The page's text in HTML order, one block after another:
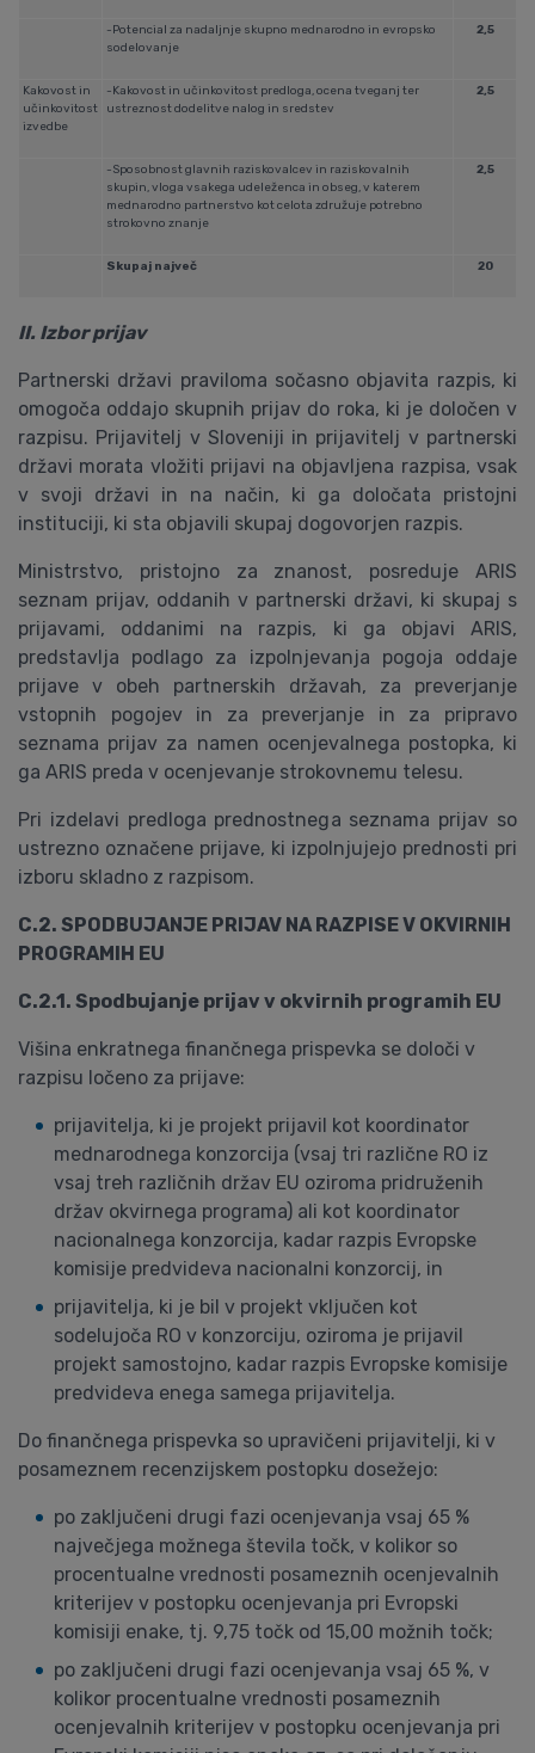
-Potencial za nadaljnje skupno mednarodno in evropsko
sodelovanje
2,5
Kakovost in
učinkovitost
izvedbe
-Kakovost in učinkovitost predloga, ocena tveganj ter
ustreznost dodelitve nalog in sredstev
2,5
-Sposobnost glavnih raziskovalcev in raziskovalnih
skupin, vloga vsakega udeleženca in obseg, v katerem
mednarodno partnerstvo kot celota združuje potrebno
strokovno znanje
2,5
Skupaj največ 20
II. Izbor prijav
Partnerski državi praviloma sočasno objavita razpis, ki
omogoča oddajo skupnih prijav do roka, ki je določen v
razpisu. Prijavitelj v Sloveniji in prijavitelj v partnerski
državi morata vložiti prijavi na objavljena razpisa, vsak
v svoji državi in na način, ki ga določata pristojni
instituciji, ki sta objavili skupaj dogovorjen razpis.
Ministrstvo, pristojno za znanost, posreduje ARIS
seznam prijav, oddanih v partnerski državi, ki skupaj s
prijavami, oddanimi na razpis, ki ga objavi ARIS,
predstavlja podlago za izpolnjevanja pogoja oddaje
prijave v obeh partnerskih državah, za preverjanje
vstopnih pogojev in za preverjanje in za pripravo
seznama prijav za namen ocenjevalnega postopka, ki
ga ARIS preda v ocenjevanje strokovnemu telesu.
Pri izdelavi predloga prednostnega seznama prijav so
ustrezno označene prijave, ki izpolnjujejo prednosti pri
izboru skladno z razpisom.
C.2. SPODBUJANJE PRIJAV NA RAZPISE V OKVIRNIH
PROGRAMIH EU
C.2.1. Spodbujanje prijav v okvirnih programih EU
Višina enkratnega finančnega prispevka se določi v
razpisu ločeno za prijave:
prijavitelja, ki je projekt prijavil kot koordinator
mednarodnega konzorcija (vsaj tri različne RO iz
vsaj treh različnih držav EU oziroma pridruženih
držav okvirnega programa) ali kot koordinator
nacionalnega konzorcija, kadar razpis Evropske
komisije predvideva nacionalni konzorcij, in
prijavitelja, ki je bil v projekt vključen kot
sodelujoča RO v konzorciju, oziroma je prijavil
projekt samostojno, kadar razpis Evropske komisije
predvideva enega samega prijavitelja.
Do finančnega prispevka so upravičeni prijavitelji, ki v
posameznem recenzijskem postopku dosežejo:
po zaključeni drugi fazi ocenjevanja vsaj 65 %
največjega možnega števila točk, v kolikor so
procentualne vrednosti posameznih ocenjevalnih
kriterijev v postopku ocenjevanja pri Evropski
komisiji enake, tj. 9,75 točk od 15,00 možnih točk;
po zaključeni drugi fazi ocenjevanja vsaj 65 %, v
kolikor procentualne vrednosti posameznih
ocenjevalnih kriterijev v postopku ocenjevanja pri